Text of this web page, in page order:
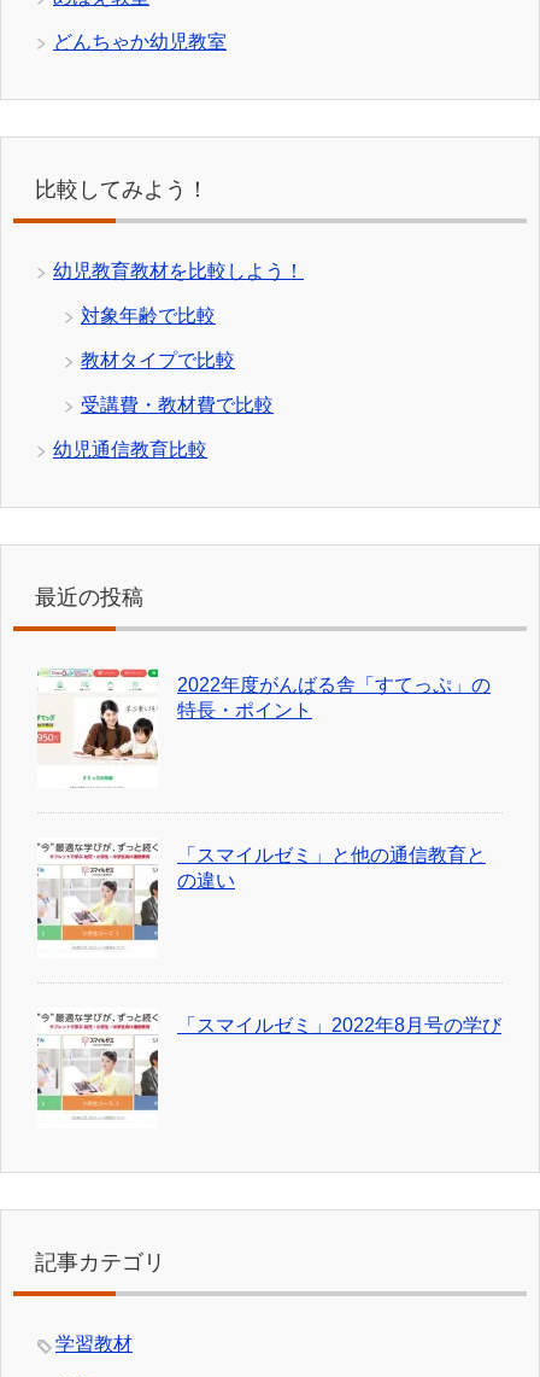
どんちゃか幼児教室
比較してみよう！
幼児教育教材を比較しよう！
対象年齢で比較
教材タイプで比較
受講費・教材費で比較
幼児通信教育比較
最近の投稿
2022年度がんばる舎「すてっぷ」の
特長・ポイント
「スマイルゼミ」と他の通信教育と
の違い
「スマイルゼミ」2022年8月号の学び
記事カテゴリ
学習教材